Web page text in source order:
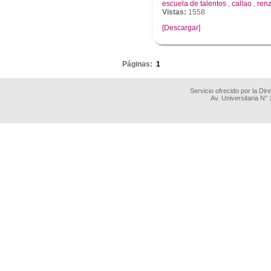
escuela de talentos , callao ,
Vistas: 1558
[Descargar]
Páginas: 1
Servicio ofrecido por la
Av. Universitaria N°